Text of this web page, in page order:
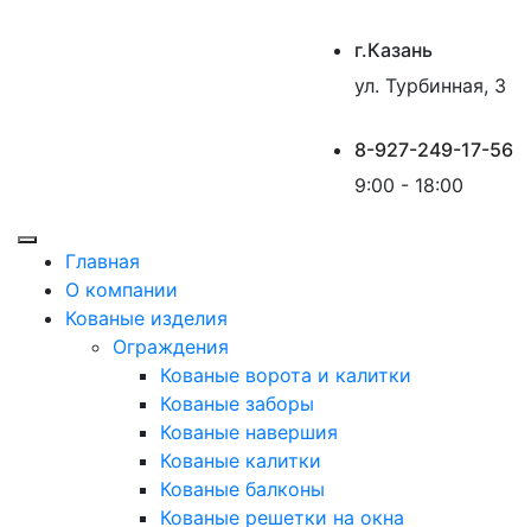
г.Казань
ул. Турбинная, 3
8-927-249-17-56
9:00 - 18:00
Главная
О компании
Кованые изделия
Ограждения
Кованые ворота и калитки
Кованые заборы
Кованые навершия
Кованые калитки
Кованые балконы
Кованые решетки на окна